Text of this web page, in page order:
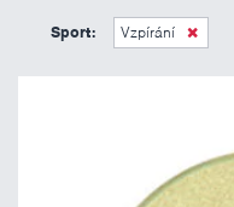
6 Kč
Sport: Vzpírání